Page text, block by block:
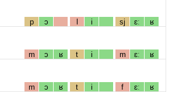
p ɔ l i sj ɛː ʁ
m ɔ ʁ t i m ɛː ʁ
m ɔ ʁ t i f ɛː ʁ